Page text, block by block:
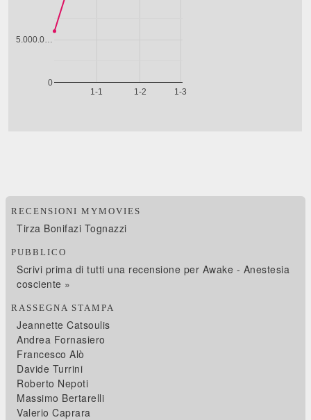
RECENSIONI MYMOVIES
Tirza Bonifazi Tognazzi
PUBBLICO
Scrivi prima di tutti una recensione per Awake - Anestesia
cosciente »
RASSEGNA STAMPA
Jeannette Catsoulis
Andrea Fornasiero
Francesco Alò
Davide Turrini
Roberto Nepoti
Massimo Bertarelli
Valerio Caprara